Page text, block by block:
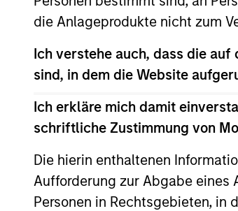
die Anlageprodukte nicht zum
Ich verstehe auch, dass die
sind, in dem die Website
Ich erkläre mich damit
schriftliche Zustimmung von
Die hierin enthaltenen
Aufforderung zur Abgabe eines
Personen in Rechtsgebieten, in
strong free cash flow.
quality bias. The overall
strategy seeks to
helping to reduce